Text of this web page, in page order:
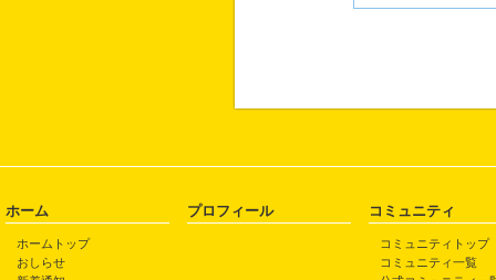
ホーム
ホームトップ
おしらせ
プロフィール コミュニティ
コミュニティトップ
コミュニティ一覧